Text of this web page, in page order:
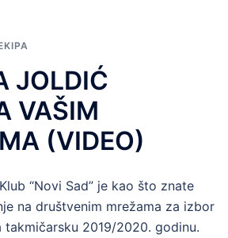
JOLDIĆ
VAŠIM
(VIDEO)
“Novi Sad” je kao što znate
na društvenim mrežama za izbor
takmičarsku 2019/2020. godinu.